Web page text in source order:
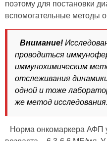
поэтому для постановки
вспомогательные методы
Внимание!
проводиться
иммунохимическим
отслеживания
одной и тоже
же метод исследования.
Норма онкомаркера АФП